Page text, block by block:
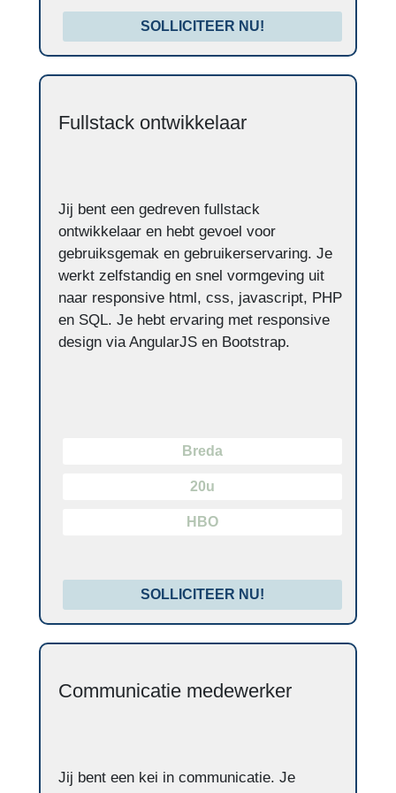
SOLLICITEER NU!
Fullstack ontwikkelaar
Jij bent een gedreven fullstack
ontwikkelaar en hebt gevoel voor
gebruiksgemak en gebruikerservaring. Je
werkt zelfstandig en snel vormgeving uit
naar responsive html, css, javascript, PHP
en SQL. Je hebt ervaring met responsive
design via AngularJS en Bootstrap.
Breda
20u
HBO
SOLLICITEER NU!
Communicatie medewerker
Jij bent een kei in communicatie. Je